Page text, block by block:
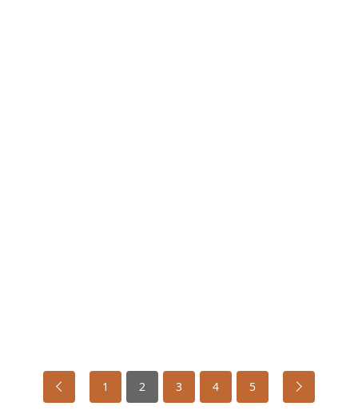
1 2 3 4 5